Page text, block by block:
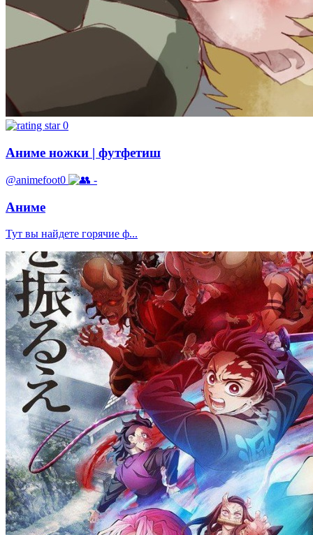
0
Аниме ножки | футфетиш
@animefoot0 -
Аниме
Тут вы найдете горячие ф...